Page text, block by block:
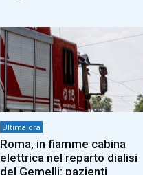
Ultima ora
Roma, in fiamme cabina
elettrica nel reparto dialisi
del Gemelli: pazienti